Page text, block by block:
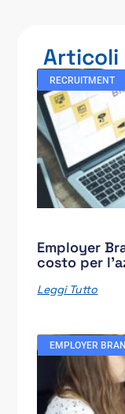
Articoli
RECRUITMENT
Employer
costo per
Leggi Tutto
EMPLOYER